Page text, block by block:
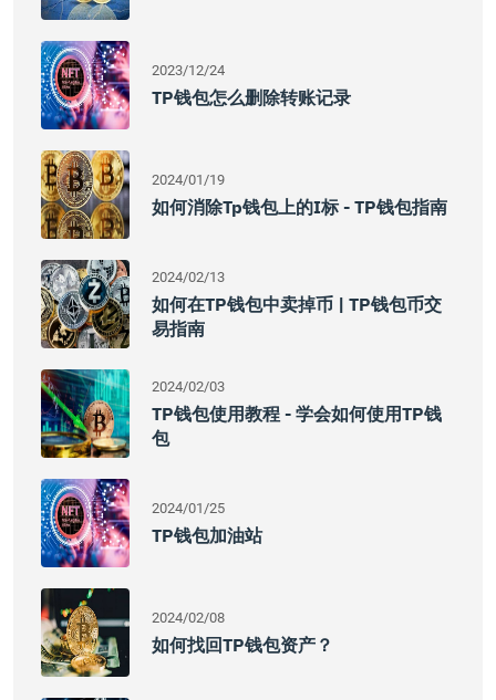
2023/12/24
TP钱包怎么删除转账记录
2024/01/19
如何消除tp钱包上的i标 - TP钱包指南
2024/02/13
如何在TP钱包中卖掉币 | TP钱包币交
易指南
2024/02/03
TP钱包使用教程 - 学会如何使用TP钱
包
2024/01/25
TP钱包加油站
2024/02/08
如何找回TP钱包资产？